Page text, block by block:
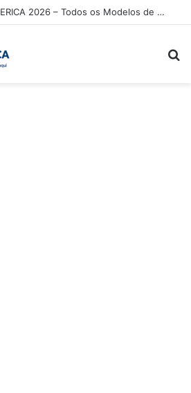
Atualizações AZAMERICA 2026 – Todos os Modelos de Receptores AZAMERICA